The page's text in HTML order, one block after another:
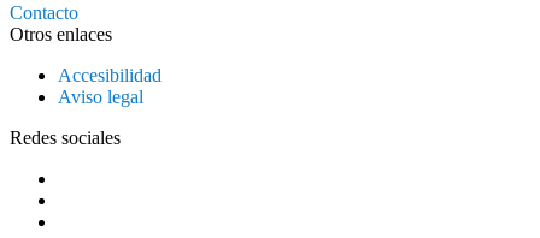
Contacto
Otros enlaces
Accesibilidad
Aviso legal
Redes sociales